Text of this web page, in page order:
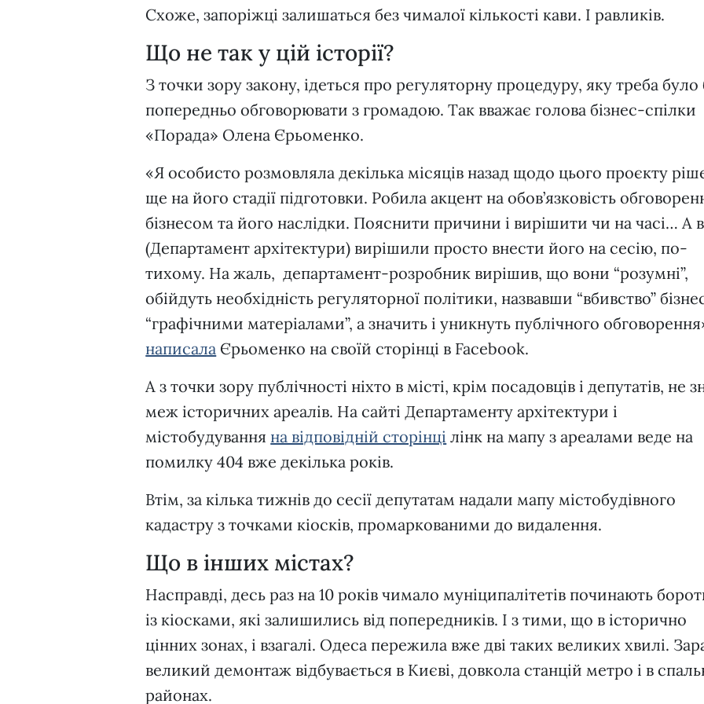
Схоже, запоріжці залишаться без чималої кількості кави. І равликів.
Що не так у цій історії?
З точки зору закону, ідеться про регуляторну процедуру, яку треба було
попередньо обговорювати з громадою. Так вважає голова бізнес-спілки
«Порада» Олена Єрьоменко.
«Я особисто розмовляла декілька місяців назад щодо цього проєкту
ще на його стадії підготовки. Робила акцент на обов’язковість
бізнесом та його наслідки. Пояснити причини і вирішити чи на часі… А
(Департамент архітектури) вирішили просто внести його на сесію, по-
тихому. На жаль, департамент-розробник вирішив, що вони “розумні”,
обійдуть необхідність регуляторної політики, назвавши “вбивство”
“графічними матеріалами”, а значить і уникнуть публічного
написала Єрьоменко на своїй сторінці в Facebook.
А з точки зору публічності ніхто в місті, крім посадовців і депутатів, не
меж історичних ареалів. На сайті Департаменту архітектури і
містобудування на відповідній сторінці лінк на мапу з ареалами веде на
помилку 404 вже декілька років.
Втім, за кілька тижнів до сесії депутатам надали мапу містобудівного
кадастру з точками кіосків, промаркованими до видалення.
Що в інших містах?
Насправді, десь раз на 10 років чимало муніципалітетів починають
із кіосками, які залишились від попередників. І з тими, що в історично
цінних зонах, і взагалі. Одеса пережила вже дві таких великих хвилі.
великий демонтаж відбувається в Києві, довкола станцій метро і в
районах.